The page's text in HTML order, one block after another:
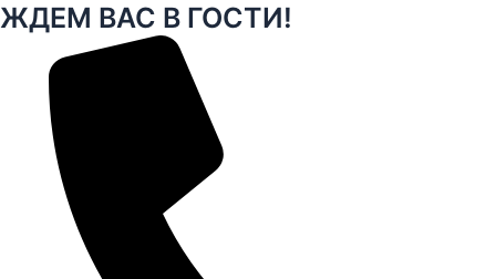
ЖДЕМ ВАС В ГОСТИ!